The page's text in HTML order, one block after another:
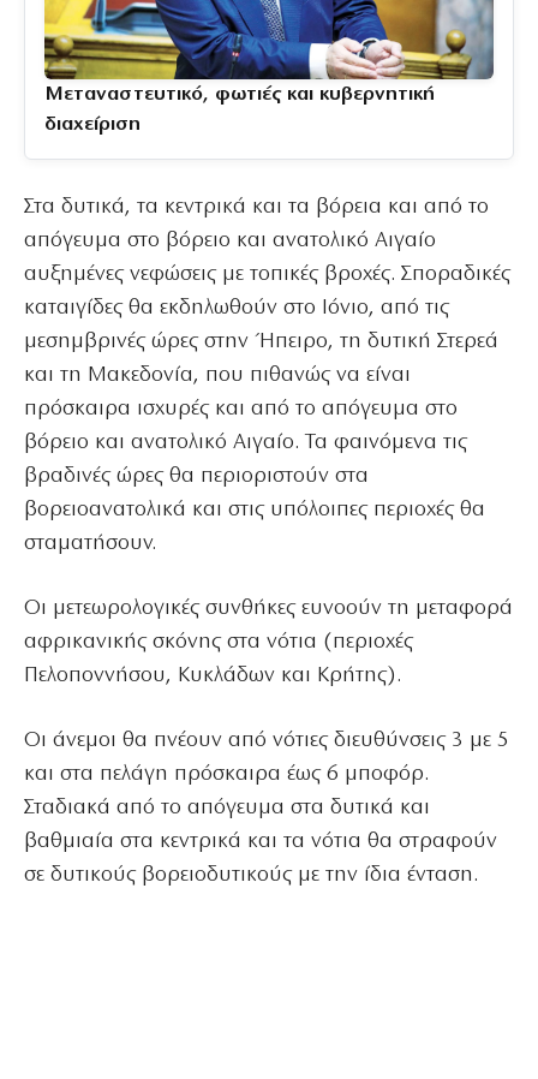
Μεταναστευτικό, φωτιές και κυβερνητική
διαχείριση
Στα δυτικά, τα κεντρικά και τα βόρεια και από το
απόγευμα στο βόρειο και ανατολικό Αιγαίο
αυξημένες νεφώσεις με τοπικές βροχές. Σποραδικές
καταιγίδες θα εκδηλωθούν στο Ιόνιο, από τις
μεσημβρινές ώρες στην Ήπειρο, τη δυτική Στερεά
και τη Μακεδονία, που πιθανώς να είναι
πρόσκαιρα ισχυρές και από το απόγευμα στο
βόρειο και ανατολικό Αιγαίο. Τα φαινόμενα τις
βραδινές ώρες θα περιοριστούν στα
βορειοανατολικά και στις υπόλοιπες περιοχές θα
σταματήσουν.
Οι μετεωρολογικές συνθήκες ευνοούν τη μεταφορά
αφρικανικής σκόνης στα νότια (περιοχές
Πελοποννήσου, Κυκλάδων και Κρήτης).
Οι άνεμοι θα πνέουν από νότιες διευθύνσεις 3 με 5
και στα πελάγη πρόσκαιρα έως 6 μποφόρ.
Σταδιακά από το απόγευμα στα δυτικά και
βαθμιαία στα κεντρικά και τα νότια θα στραφούν
σε δυτικούς βορειοδυτικούς με την ίδια ένταση.